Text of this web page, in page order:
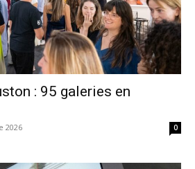
: 95 galeries en
2026 0